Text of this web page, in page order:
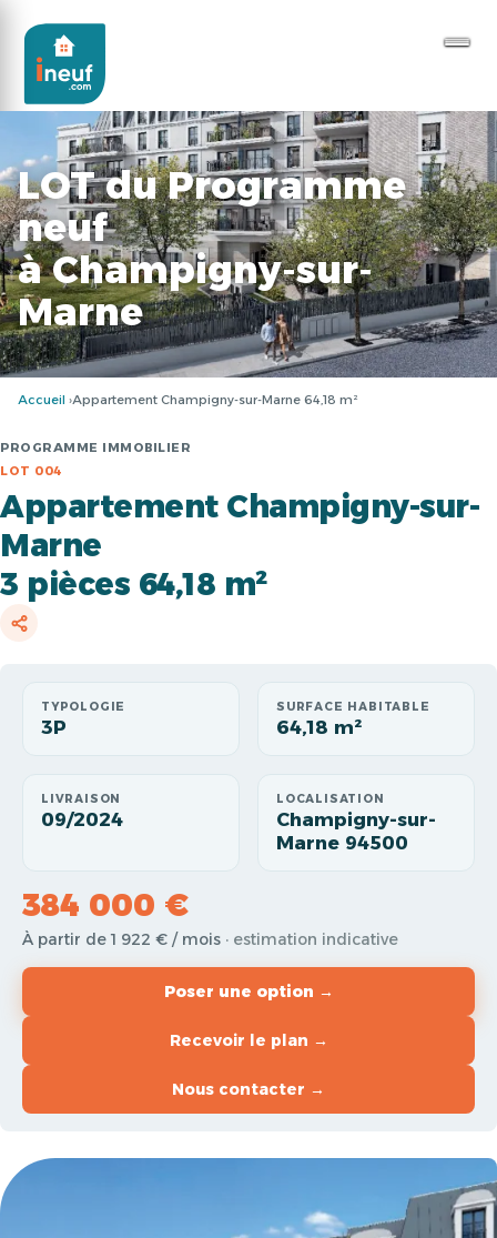
LOT du Programme
neuf
à Champigny-sur-
Marne
Accueil Appartement Champigny-sur-Marne 64,18 m²
PROGRAMME IMMOBILIER
LOT 004
Appartement Champigny-sur-
Marne
3 pièces 64,18 m²
TYPOLOGIE
3P
SURFACE HABITABLE
64,18 m²
LIVRAISON
09/2024
LOCALISATION
Champigny-sur-
Marne 94500
384 000 €
À partir de 1 922 € / mois · estimation indicative
Poser une option →
Recevoir le plan →
Nous contacter →